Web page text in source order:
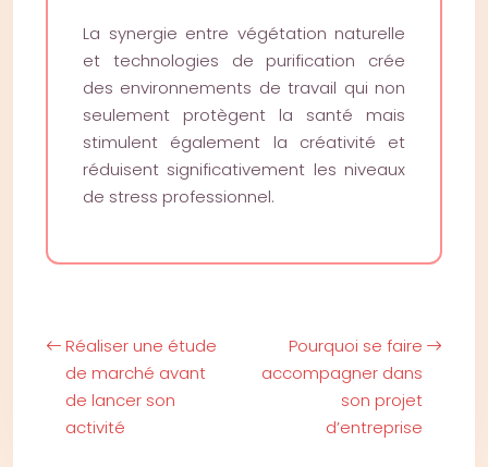
La synergie entre végétation naturelle
et technologies de purification crée
des environnements de travail qui non
seulement protègent la santé mais
stimulent également la créativité et
réduisent significativement les niveaux
de stress professionnel.
Réaliser une étude
de marché avant
de lancer son
activité
Pourquoi se faire
accompagner dans
son projet
d’entreprise